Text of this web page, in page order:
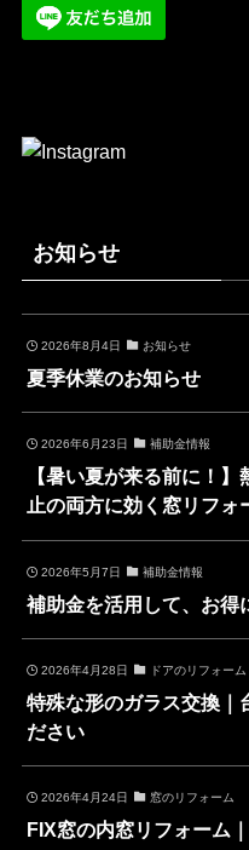
お知らせ
2026年8月4日 お知らせ
夏季休業のお知らせ
2026年6月23日 補助金情報
【暑い夏が来る前に！
止の両方に効く窓リフォ
2026年5月7日 補助金情報
補助金を活用して、お得
2026年4月28日 ドアのリフォーム
特殊な形のガラス交換｜
ださい
2026年4月24日 窓のリフォーム
FIX窓の内窓リフォーム